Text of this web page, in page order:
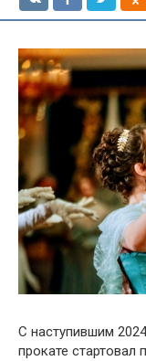
С наступившим
прокате